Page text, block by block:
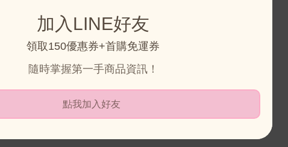
夜貓救援組
NT$988
NT$1,178